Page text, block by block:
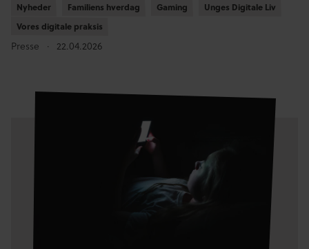
Nyheder
Nyheder Familiens hverdag
Familiens hverdag Gaming
Gaming Unges Digitale Liv
Unges Digitale Liv
Vores digitale praksis
Vores digitale praksis
Presse 22.04.2026